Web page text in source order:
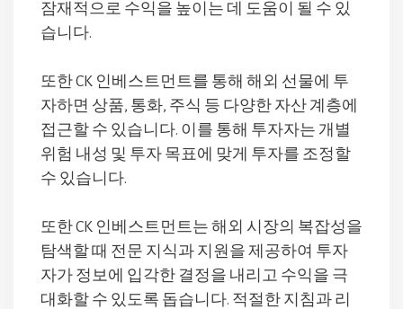
잠재적으로 수익을 높이는 데 도움이 될 수 있
습니다.
또한 CK 인베스트먼트를 통해 해외 선물에 투
자하면 상품, 통화, 주식 등 다양한 자산 계층에
접근할 수 있습니다. 이를 통해 투자자는 개별
위험 내성 및 투자 목표에 맞게 투자를 조정할
수 있습니다.
또한 CK 인베스트먼트는 해외 시장의 복잡성을
탐색할 때 전문 지식과 지원을 제공하여 투자
자가 정보에 입각한 결정을 내리고 수익을 극
대화할 수 있도록 돕습니다. 적절한 지침과 리